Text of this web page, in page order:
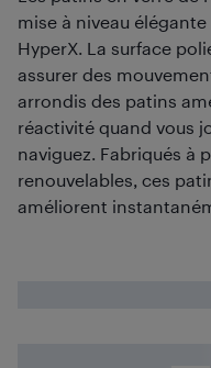
mise à niveau
HyperX. La surface
assurer des
arrondis des patins
réactivité quand vous
naviguez. Fabriqués à
renouvelables, ces
améliorent